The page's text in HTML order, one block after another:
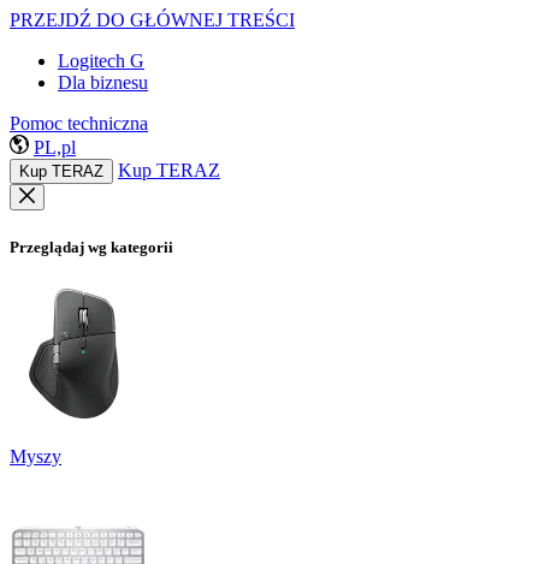
PRZEJDŹ DO GŁÓWNEJ TREŚCI
Logitech G
Dla biznesu
Pomoc techniczna
PL,pl
Kup TERAZ Kup TERAZ
Przeglądaj wg kategorii
Myszy